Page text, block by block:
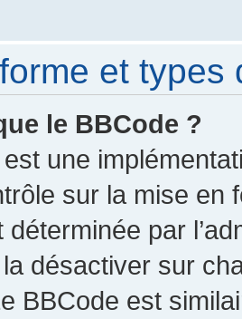
et types
le BBCode ?
une
sur la mise en
déterminée par
désactiver sur
BBCode est